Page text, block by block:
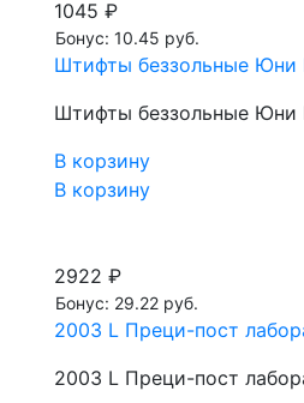
1045 ₽
Бонус: 10.45 руб.
Штифты беззольные Юни
Штифты беззольные Юни
В корзину
В корзину
2922 ₽
Бонус: 29.22 руб.
2003 L Преци-пост
2003 L Преци-пост